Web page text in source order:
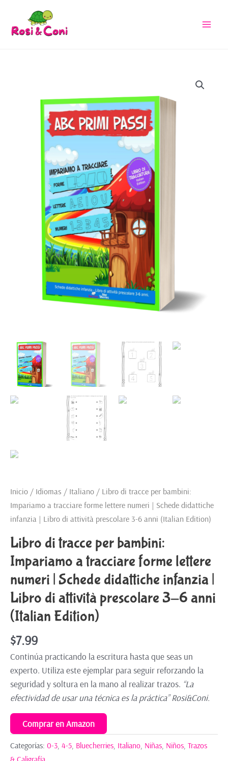
Inicio / Idiomas / Italiano / Libro di tracce per bambini:
Impariamo a tracciare forme lettere numeri | Schede didattiche
infanzia | Libro di attività prescolare 3-6 anni (Italian Edition)
Libro di tracce per bambini:
Impariamo a tracciare forme lettere
numeri | Schede didattiche infanzia |
Libro di attività prescolare 3-6 anni
(Italian Edition)
$7.99
Continúa practicando la escritura hasta que seas un
experto. Utiliza este ejemplar para seguir reforzando la
seguridad y soltura en la mano al realizar trazos. “La
efectividad de usar una técnica es la práctica” Rosi&Coni.
Comprar en Amazon
Categorías: 0-3 4-5 Bluecherries Italiano Niñas Niños Trazos
& Caligrafía